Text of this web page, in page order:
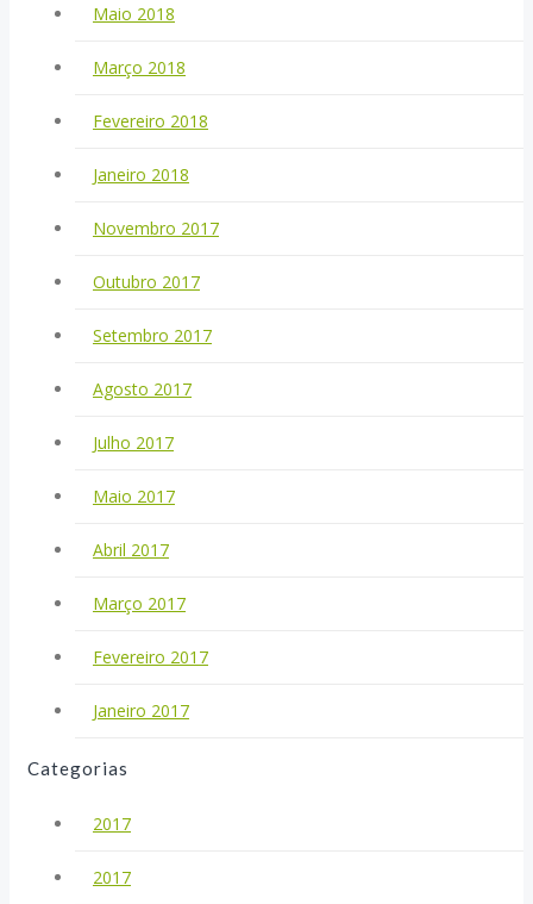
Maio 2018
Março 2018
Fevereiro 2018
Janeiro 2018
Novembro 2017
Outubro 2017
Setembro 2017
Agosto 2017
Julho 2017
Maio 2017
Abril 2017
Março 2017
Fevereiro 2017
Janeiro 2017
Categorias
2017
2017